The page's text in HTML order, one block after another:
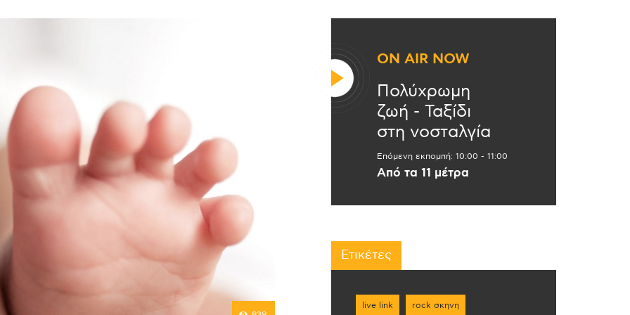
Επικοινωνία
ON AIR NOW
Πολύχρωμη
ζωή - Ταξίδι
στη νοσταλγία
Επόμενη εκπομπή: 10:00 - 11:00
Από τα 11 μέτρα
Ετικέτες
live link rock σκηνη